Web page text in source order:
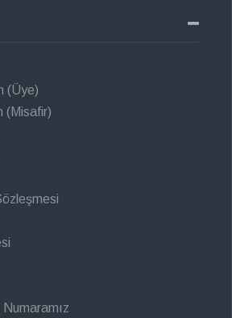
(Üye)
(Misafir)
Numaramız